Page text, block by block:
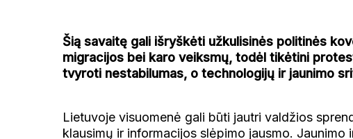
Šią savaitę gali išryškėti užkulisinės politinės
migracijos bei karo veiksmų, todėl tikėtini
tvyroti nestabilumas, o technologijų ir jaunimo
Lietuvoje visuomenė gali būti jautri valdžios
klausimų ir informacijos slėpimo jausmo.